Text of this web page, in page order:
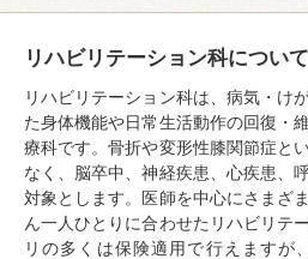
リハビリテーション科について
リハビリテーション科は、病気・け
た身体機能や日常生活動作の回復・
療科です。骨折や変形性膝関節症と
なく、脳卒中、神経疾患、心疾患、
対象とします。医師を中心にさまざ
ん一人ひとりに合わせたリハビリテ
リの多くは保険適用で行えますが